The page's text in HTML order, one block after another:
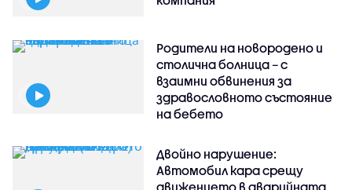
Родители на новородено и
столична болница – с
взаимни обвинения за
здравословното състояние
на бебето
Двойно нарушение:
Автомобил кара срещу
движението в аварийната